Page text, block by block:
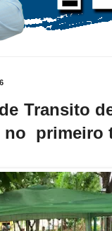
Transito
no primeiro